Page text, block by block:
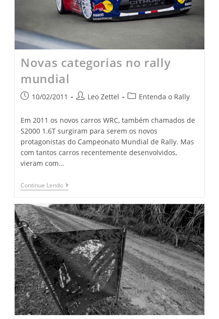
Novas categorias no rally
mundial
10/02/2011 Leo Zettel Entenda o Rally
Em 2011 os novos carros WRC, também chamados de
S2000 1.6T surgiram para serem os novos
protagonistas do Campeonato Mundial de Rally. Mas
com tantos carros recentemente desenvolvidos,
vieram com…
Continue Lendo